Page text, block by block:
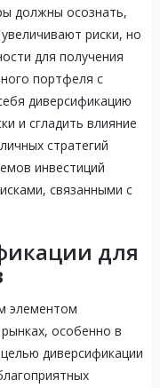
должны осознать,
риски, но
для получения
портфеля с
диверсификацию
и сгладить влияние
стратегий
инвестиций
связанными с
для
элементом
особенно в
диверсификации